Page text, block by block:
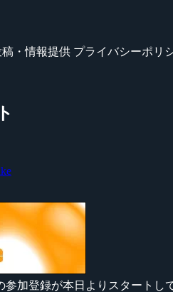
・情報提供 プライバシーポリ
参加登録が本日よりスタートし